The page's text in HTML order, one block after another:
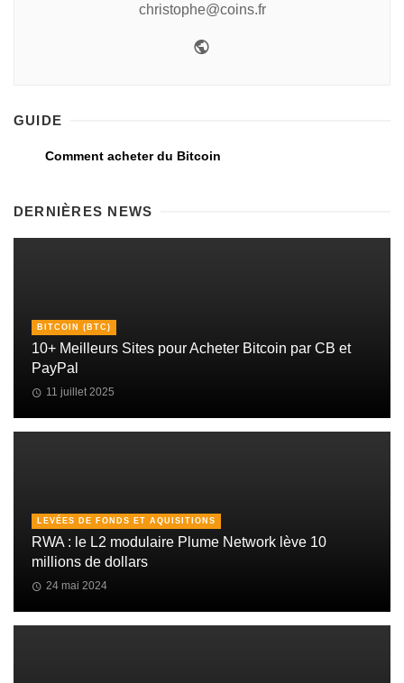
christophe@coins.fr
GUIDE
Comment acheter du Bitcoin
DERNIÈRES NEWS
BITCOIN (BTC)
10+ Meilleurs Sites pour Acheter Bitcoin par CB et
PayPal
11 juillet 2025
LEVÉES DE FONDS ET AQUISITIONS
RWA : le L2 modulaire Plume Network lève 10
millions de dollars
24 mai 2024